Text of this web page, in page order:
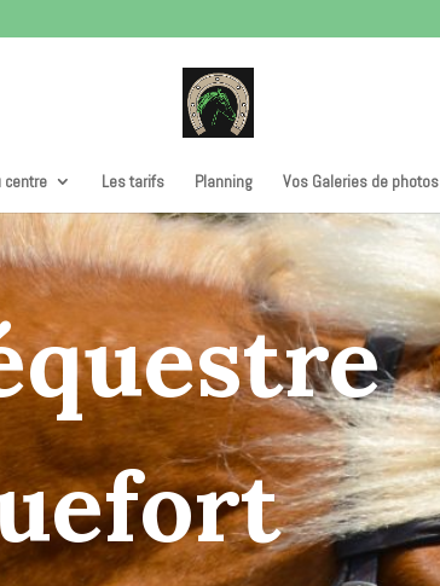
centre Les tarifs Planning Vos Galeries de photos